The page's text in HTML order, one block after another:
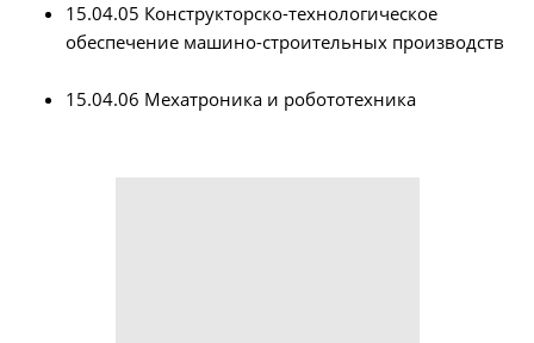
15.04.05 Конструкторско-технологическое
обеспечение машино-строительных производств
15.04.06 Мехатроника и робототехника